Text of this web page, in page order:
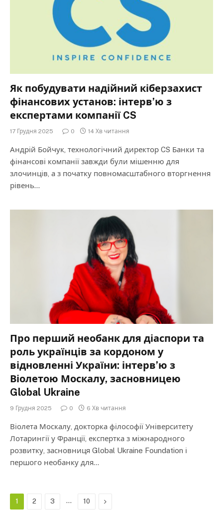
Як побудувати надійний кіберзахист
фінансових установ: інтерв’ю з
експертами компанії CS
17 Грудня 2025 0 14 Хв читання
Андрій Бойчук, технологічний директор CS Банки та
фінансові компанії завжди були мішенню для
злочинців, а з початку повномасштабного вторгнення
рівень…
Про перший необанк для діаспори та
роль українців за кордоном у
відновленні України: інтерв’ю з
Віолетою Москалу, засновницею
Global Ukraine
9 Грудня 2025 0 6 Хв читання
Віолета Москалу, докторка філософії Університету
Лотарингії у Франції, експертка з міжнародного
розвитку, засновниця Global Ukraine Foundation і
першого необанку для…
1 2 3 … 10 Next